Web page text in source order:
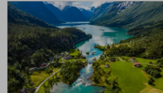
Cruise
Magnifiek
Noorwegen